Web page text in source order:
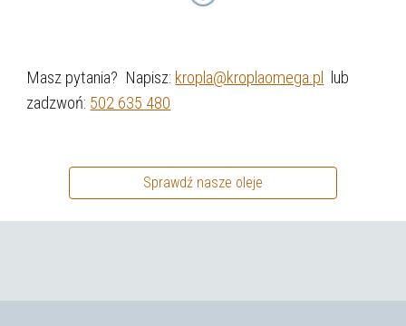
Masz pytania? Napisz: kropla@kroplaomega.pl
lub
zadzwoń: 502 635 480
Sprawdź nasze oleje